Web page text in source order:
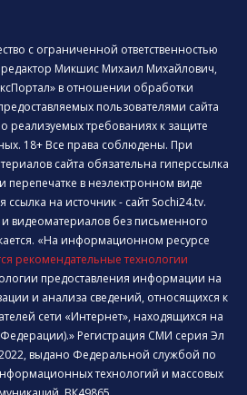
с ограниченной ответственностью
редактор Микшис Михаил Михайлович,
в отношении обработки
пользователями сайта
реализуемых требованиях к защите
18+ Все права соблюдены. При
сайта обязательна гиперссылка
перепечатке в неэлектронном виде
ссылка на источник - сайт Sochi24.tv.
видеоматериалов без письменного
«На информационном ресурсе
рекомендательные технологии
предоставления информации на
и анализа сведений, относящихся к
сети «Интернет», находящихся на
Регистрация СМИ серия Эл
выдано Федеральной службой по
технологий и массовых